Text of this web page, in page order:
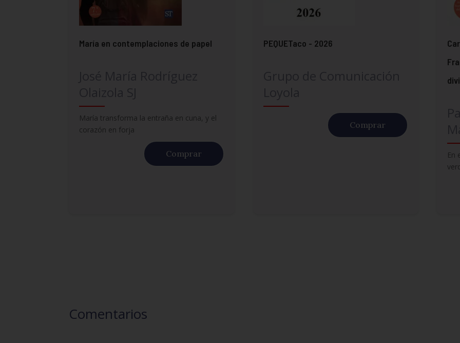
María en contemplaciones de papel
María transforma la entraña en cuna, y el
corazón en forja
Comprar
PEQUETaco - 2026
Comprar
En
Comentarios